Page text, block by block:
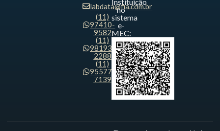
labdata@fia.com.br
(11)
97410-
9582
(11)
98193-
2288
(11)
95577-
7139
no
sistema
e-
MEC: